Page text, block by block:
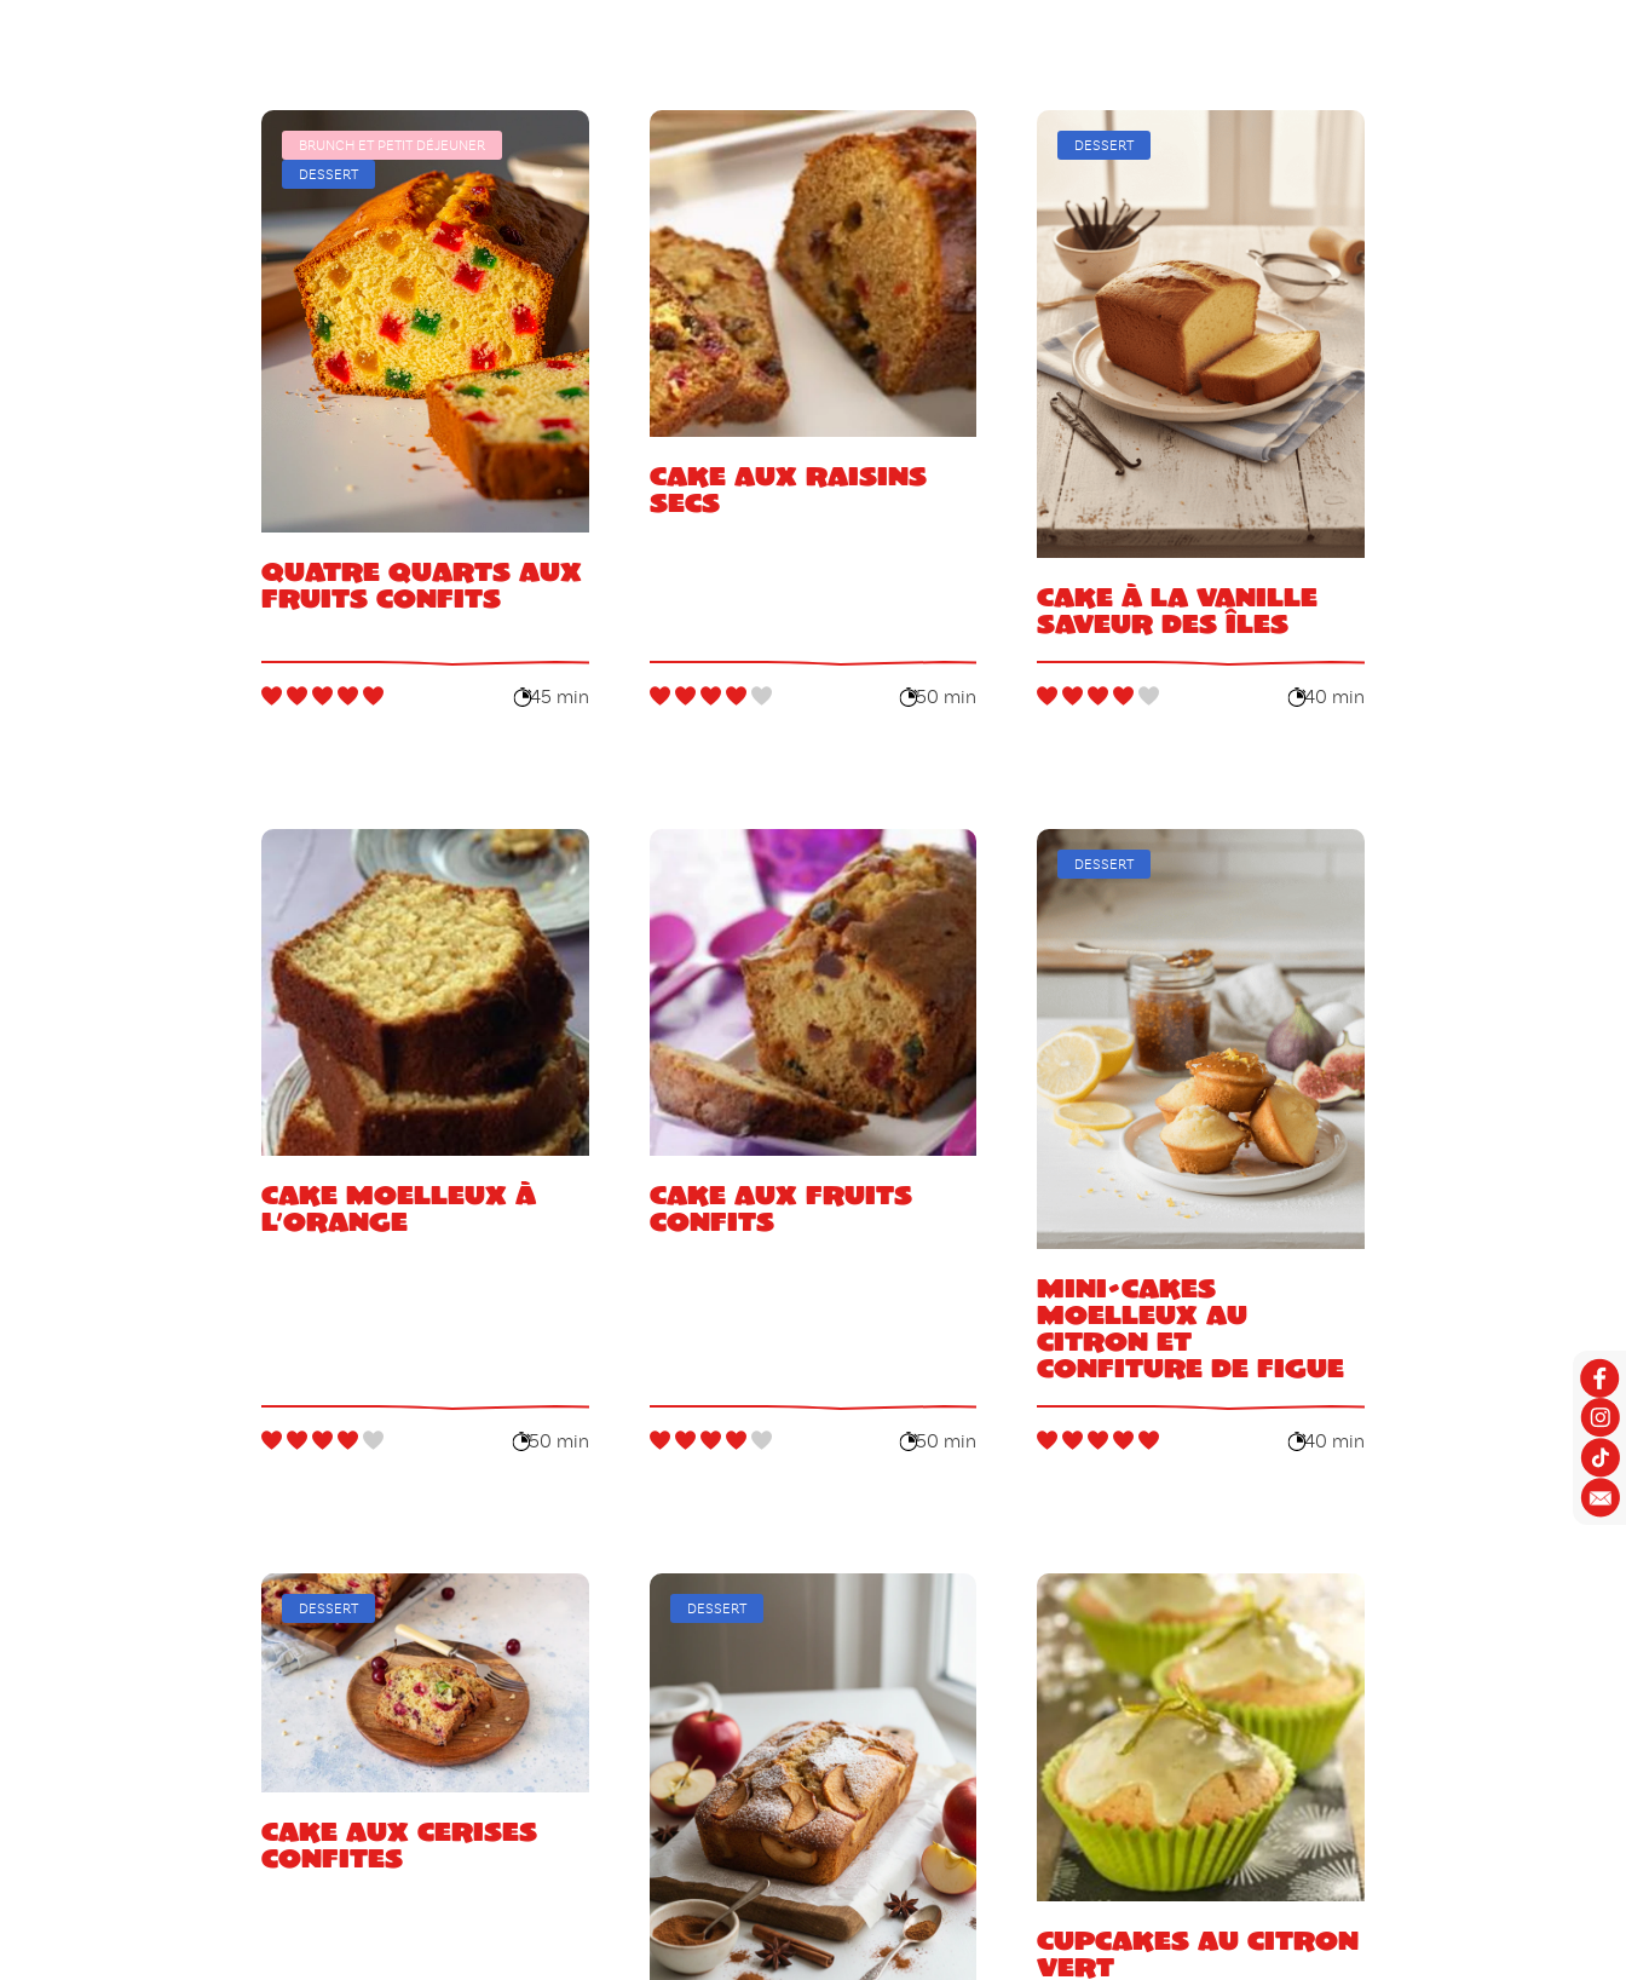
BRUNCH ET PETIT DÉJEUNER
DESSERT
Quatre quarts aux
fruits confits
45 min
Cake aux raisins
secs
50 min
DESSERT
Cake à la vanille
saveur des îles
40 min
Cake moelleux à
l’orange
50 min
Cake aux fruits
confits
50 min
DESSERT
Mini-cakes
moelleux au
citron et
confiture de figue
40 min
DESSERT
Cake aux cerises
confites
DESSERT
Cupcakes au citron
vert